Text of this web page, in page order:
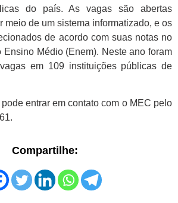
do país. As vagas são abertas
meio de um sistema informatizado, e os
de acordo com suas notas no
Ensino Médio (Enem). Neste ano foram
em 109 instituições públicas de
entrar em contato com o MEC pelo
Compartilhe: